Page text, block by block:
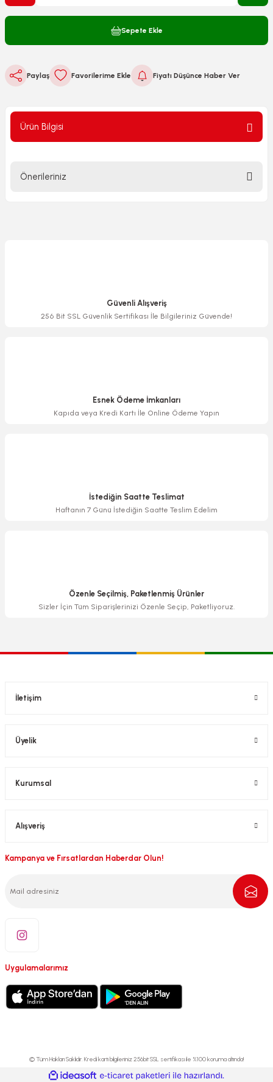
Sepete Ekle
Paylaş Fiyatı Düşünce Haber Ver
Ürün Bilgisi
Önerileriniz
Ürün bilgilerinde hatalar bulunuyor.
Güvenli Alışveriş
256 Bit SSL Güvenlik Sertifikası İle Bilgileriniz Güvende!
Esnek Ödeme İmkanları
Kapıda veya Kredi Kartı İle Online Ödeme Yapın
İstediğin Saatte Teslimat
Haftanın 7 Günü İstediğin Saatte Teslim Edelim
Özenle Seçilmiş, Paketlenmiş Ürünler
Sizler İçin Tüm Siparişlerinizi Özenle Seçip, Paketliyoruz.
İletişim
Üyelik
Kurumsal
Alışveriş
Kampanya ve Fırsatlardan Haberdar Olun!
Uygulamalarımız
© Tüm Hakları Saklıdır. Kredi kartı bilgileriniz 256bit SSL sertifikası ile %100 koruma altında!
ideasoft
e-